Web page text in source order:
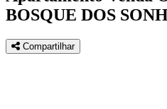
Contato
BOSQUE DOS
Compartilhar